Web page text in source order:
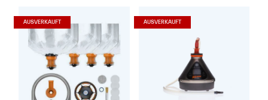
AUSVERKAUFT (Paket) AUSVERKAUFT